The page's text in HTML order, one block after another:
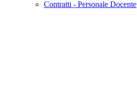
Contratti - Personale Docente